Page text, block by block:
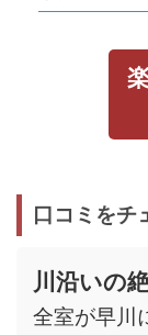
口コミをチ
川沿いの
全室が早川